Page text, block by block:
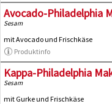
Avocado-Philadelphia
Sesam
mit Avocado und Frischkäse
Produktinfo
Kappa-Philadelphia
Sesam
mit Gurke und Frischkäse